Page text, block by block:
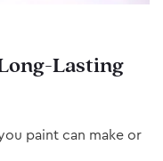
Lasting
paint can make or